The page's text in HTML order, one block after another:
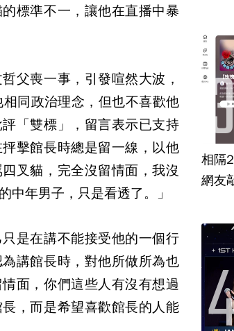
標準不一，讓他在直播中暴
父喪一事，引發喧然大波，
同政治理念，但也不喜歡他
「雙標」，留言表示已支持
擊館長時總是留一線，以他
叉貓，完全沒留情面，我沒
中年男子，只是看透了。」
是在講不能接受他的一個行
講館長時，對他所做所為也
面，你們這些人有沒有想過
，而是希望喜歡館長的人能
相隔
網友